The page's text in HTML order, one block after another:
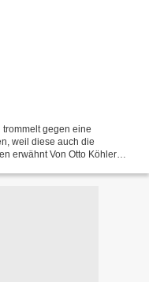
gegen eine
weil diese auch die
erwähnt Von Otto Köhler